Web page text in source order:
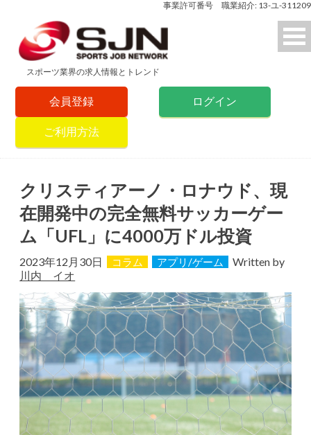
事業許可番号 職業紹介: 13-ユ-311209
スポーツ業界の求人情報とトレンド
会員登録 ログイン
ご利用方法
クリスティアーノ・ロナウド、現
在開発中の完全無料サッカーゲー
ム「UFL」に4000万ドル投資
2023年12月30日 コラム アプリ/ゲーム
Written by
川内 イオ